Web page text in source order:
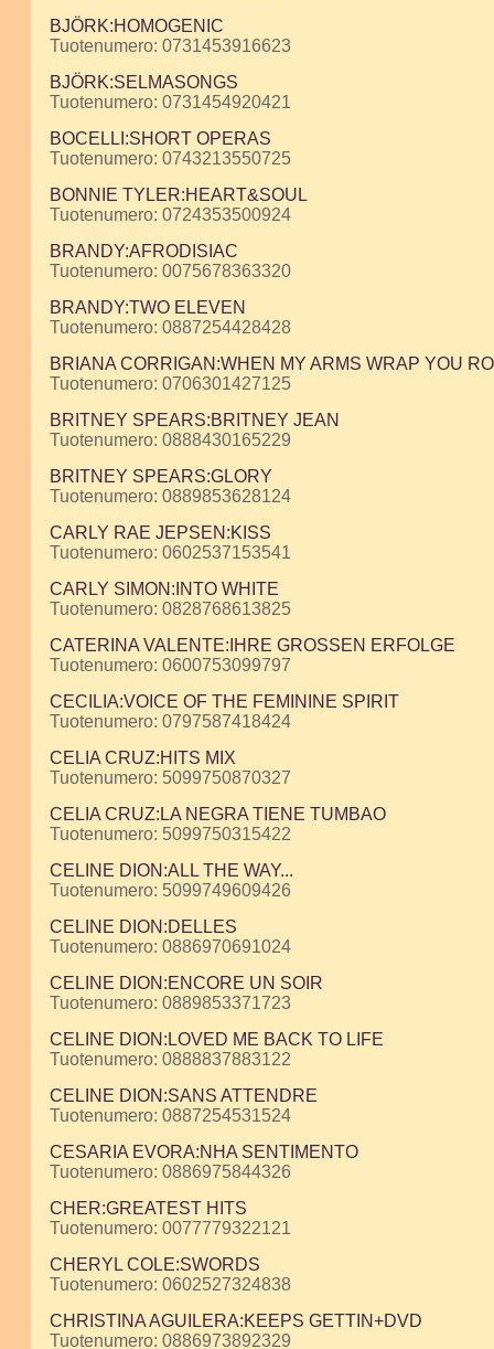
BJÖRK:HOMOGENIC
Tuotenumero: 0731453916623
BJÖRK:SELMASONGS
Tuotenumero: 0731454920421
BOCELLI:SHORT OPERAS
Tuotenumero: 0743213550725
BONNIE TYLER:HEART&SOUL
Tuotenumero: 0724353500924
BRANDY:AFRODISIAC
Tuotenumero: 0075678363320
BRANDY:TWO ELEVEN
Tuotenumero: 0887254428428
BRIANA CORRIGAN:WHEN MY ARMS WRAP YOU RO
Tuotenumero: 0706301427125
BRITNEY SPEARS:BRITNEY JEAN
Tuotenumero: 0888430165229
BRITNEY SPEARS:GLORY
Tuotenumero: 0889853628124
CARLY RAE JEPSEN:KISS
Tuotenumero: 0602537153541
CARLY SIMON:INTO WHITE
Tuotenumero: 0828768613825
CATERINA VALENTE:IHRE GROSSEN ERFOLGE
Tuotenumero: 0600753099797
CECILIA:VOICE OF THE FEMININE SPIRIT
Tuotenumero: 0797587418424
CELIA CRUZ:HITS MIX
Tuotenumero: 5099750870327
CELIA CRUZ:LA NEGRA TIENE TUMBAO
Tuotenumero: 5099750315422
CELINE DION:ALL THE WAY...
Tuotenumero: 5099749609426
CELINE DION:DELLES
Tuotenumero: 0886970691024
CELINE DION:ENCORE UN SOIR
Tuotenumero: 0889853371723
CELINE DION:LOVED ME BACK TO LIFE
Tuotenumero: 0888837883122
CELINE DION:SANS ATTENDRE
Tuotenumero: 0887254531524
CESARIA EVORA:NHA SENTIMENTO
Tuotenumero: 0886975844326
CHER:GREATEST HITS
Tuotenumero: 0077779322121
CHERYL COLE:SWORDS
Tuotenumero: 0602527324838
CHRISTINA AGUILERA:KEEPS GETTIN+DVD
Tuotenumero: 0886973892329